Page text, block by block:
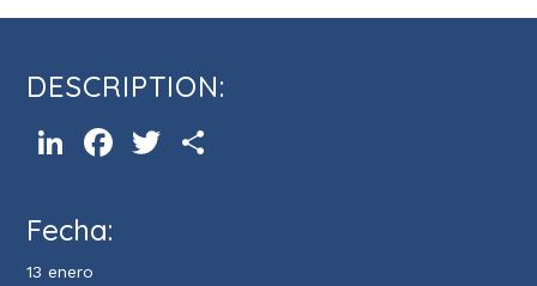
DESCRIPTION:
LinkedInFacebookTwitter
Fecha:
13 enero